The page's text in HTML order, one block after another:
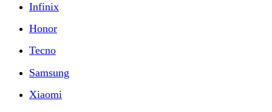
Infinix
Honor
Tecno
Samsung
Xiaomi